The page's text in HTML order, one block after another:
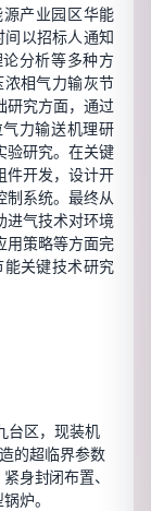
产业园区华能
以招标人通知
分析等多种方
相气力输灰节
研究方面，通过
力输送机理研
验研究。在关键
件开发，设计开
系统。最终从
进气技术对环境
用策略等方面完
关键技术研究
台区，现装机
的超临界参数
身封闭布置、
炉。